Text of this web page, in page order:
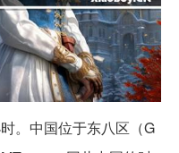
。中国位于东八区（G